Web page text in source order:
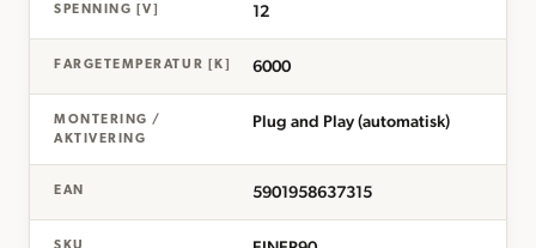
SPENNING [V] 12
FARGETEMPERATUR [K] 6000
MONTERING /
AKTIVERING
Plug and Play (automatisk)
EAN 5901958637315